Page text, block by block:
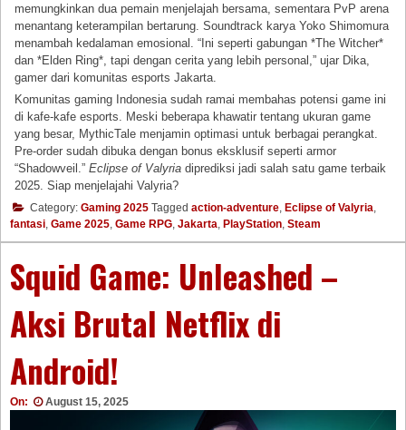
memungkinkan dua pemain menjelajah bersama, sementara PvP arena
menantang keterampilan bertarung. Soundtrack karya Yoko Shimomura
menambah kedalaman emosional. “Ini seperti gabungan *The Witcher*
dan *Elden Ring*, tapi dengan cerita yang lebih personal,” ujar Dika,
gamer dari komunitas esports Jakarta.
Komunitas gaming Indonesia sudah ramai membahas potensi game ini
di kafe-kafe esports. Meski beberapa khawatir tentang ukuran game
yang besar, MythicTale menjamin optimasi untuk berbagai perangkat.
Pre-order sudah dibuka dengan bonus eksklusif seperti armor
“Shadowveil.”Eclipse of Valyria diprediksi jadi salah satu game terbaik
2025. Siap menjelajahi Valyria?
Category: Gaming 2025 Tagged action-adventure Eclipse of Valyria
fantasi Game 2025 Game RPG Jakarta PlayStation Steam
Squid Game: Unleashed –
Aksi Brutal Netflix di
Android!
On: August 15, 2025